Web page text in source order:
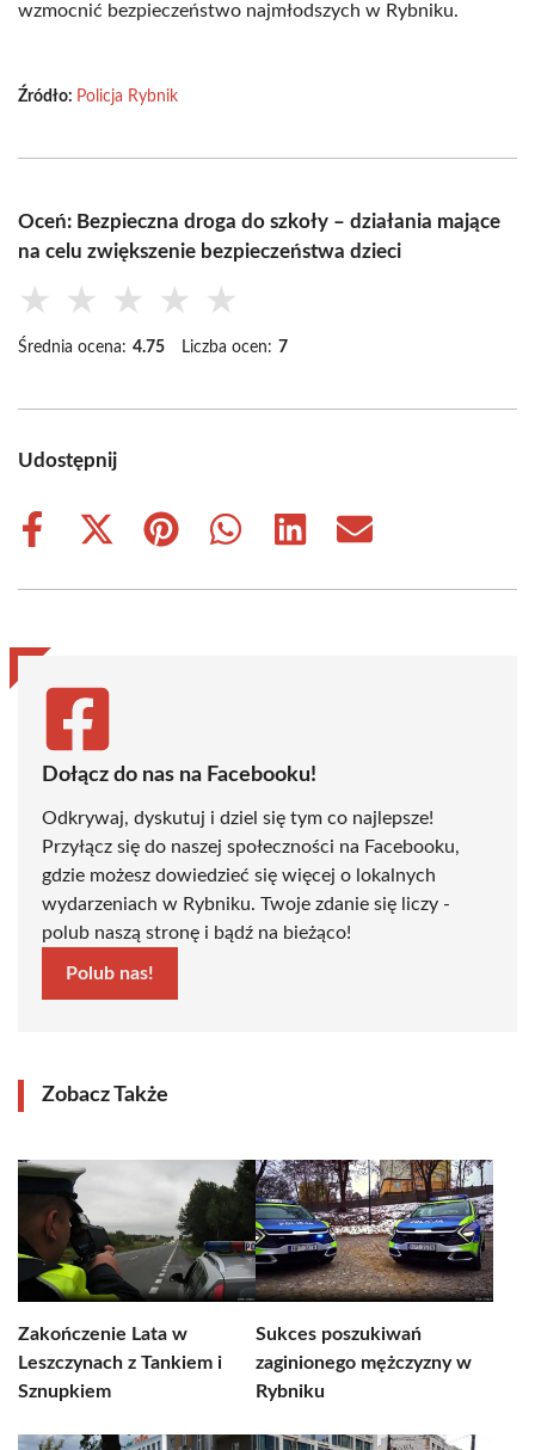
wzmocnić bezpieczeństwo najmłodszych w Rybniku.
Źródło: Policja Rybnik
Oceń: Bezpieczna droga do szkoły – działania mające
na celu zwiększenie bezpieczeństwa dzieci
★ ★ ★ ★ ★
Średnia ocena: 4.75 Liczba ocen: 7
Udostępnij
Share
Share
(Twitter)
Share
Share
Share
Share
Dołącz do nas na Facebooku!
Odkrywaj, dyskutuj i dziel się tym co najlepsze!
Przyłącz się do naszej społeczności na Facebooku,
gdzie możesz dowiedzieć się więcej o lokalnych
wydarzeniach w Rybniku. Twoje zdanie się liczy -
polub naszą stronę i bądź na bieżąco!
Polub nas!
Zobacz Także
Zakończenie Lata w
Leszczynach z Tankiem i
Sznupkiem
Sukces poszukiwań
zaginionego mężczyzny w
Rybniku